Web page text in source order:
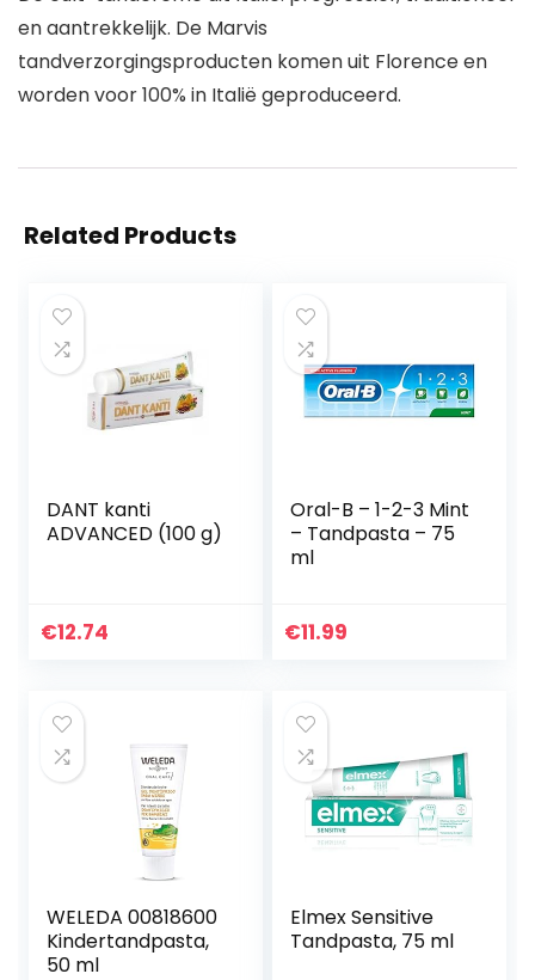
en aantrekkelijk. De Marvis
tandverzorgingsproducten komen uit Florence en
worden voor 100% in Italië geproduceerd.
Related Products
DANT kanti
ADVANCED (100 g)
€12.74
Oral-B – 1-2-3 Mint
– Tandpasta – 75
ml
€11.99
WELEDA 00818600
Kindertandpasta,
50 ml
Elmex Sensitive
Tandpasta, 75 ml